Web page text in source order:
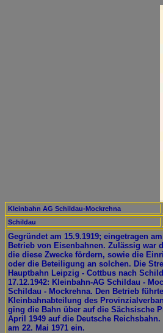
Kleinbahn AG Schildau-Mockrehna
Schildau
Gegründet am 15.9.1919; eingetragen
Betrieb von Eisenbahnen. Zulässig war
die diese Zwecke fördern, sowie die
oder die Beteiligung an solchen. Die
Hauptbahn Leipzig - Cottbus nach
17.12.1942: Kleinbahn-AG Schildau -
Schildau - Mockrehna. Den Betrieb
Kleinbahnabteilung des
ging die Bahn über auf die Sächsische
April 1949 auf die Deutsche
am 22. Mai 1971 ein.